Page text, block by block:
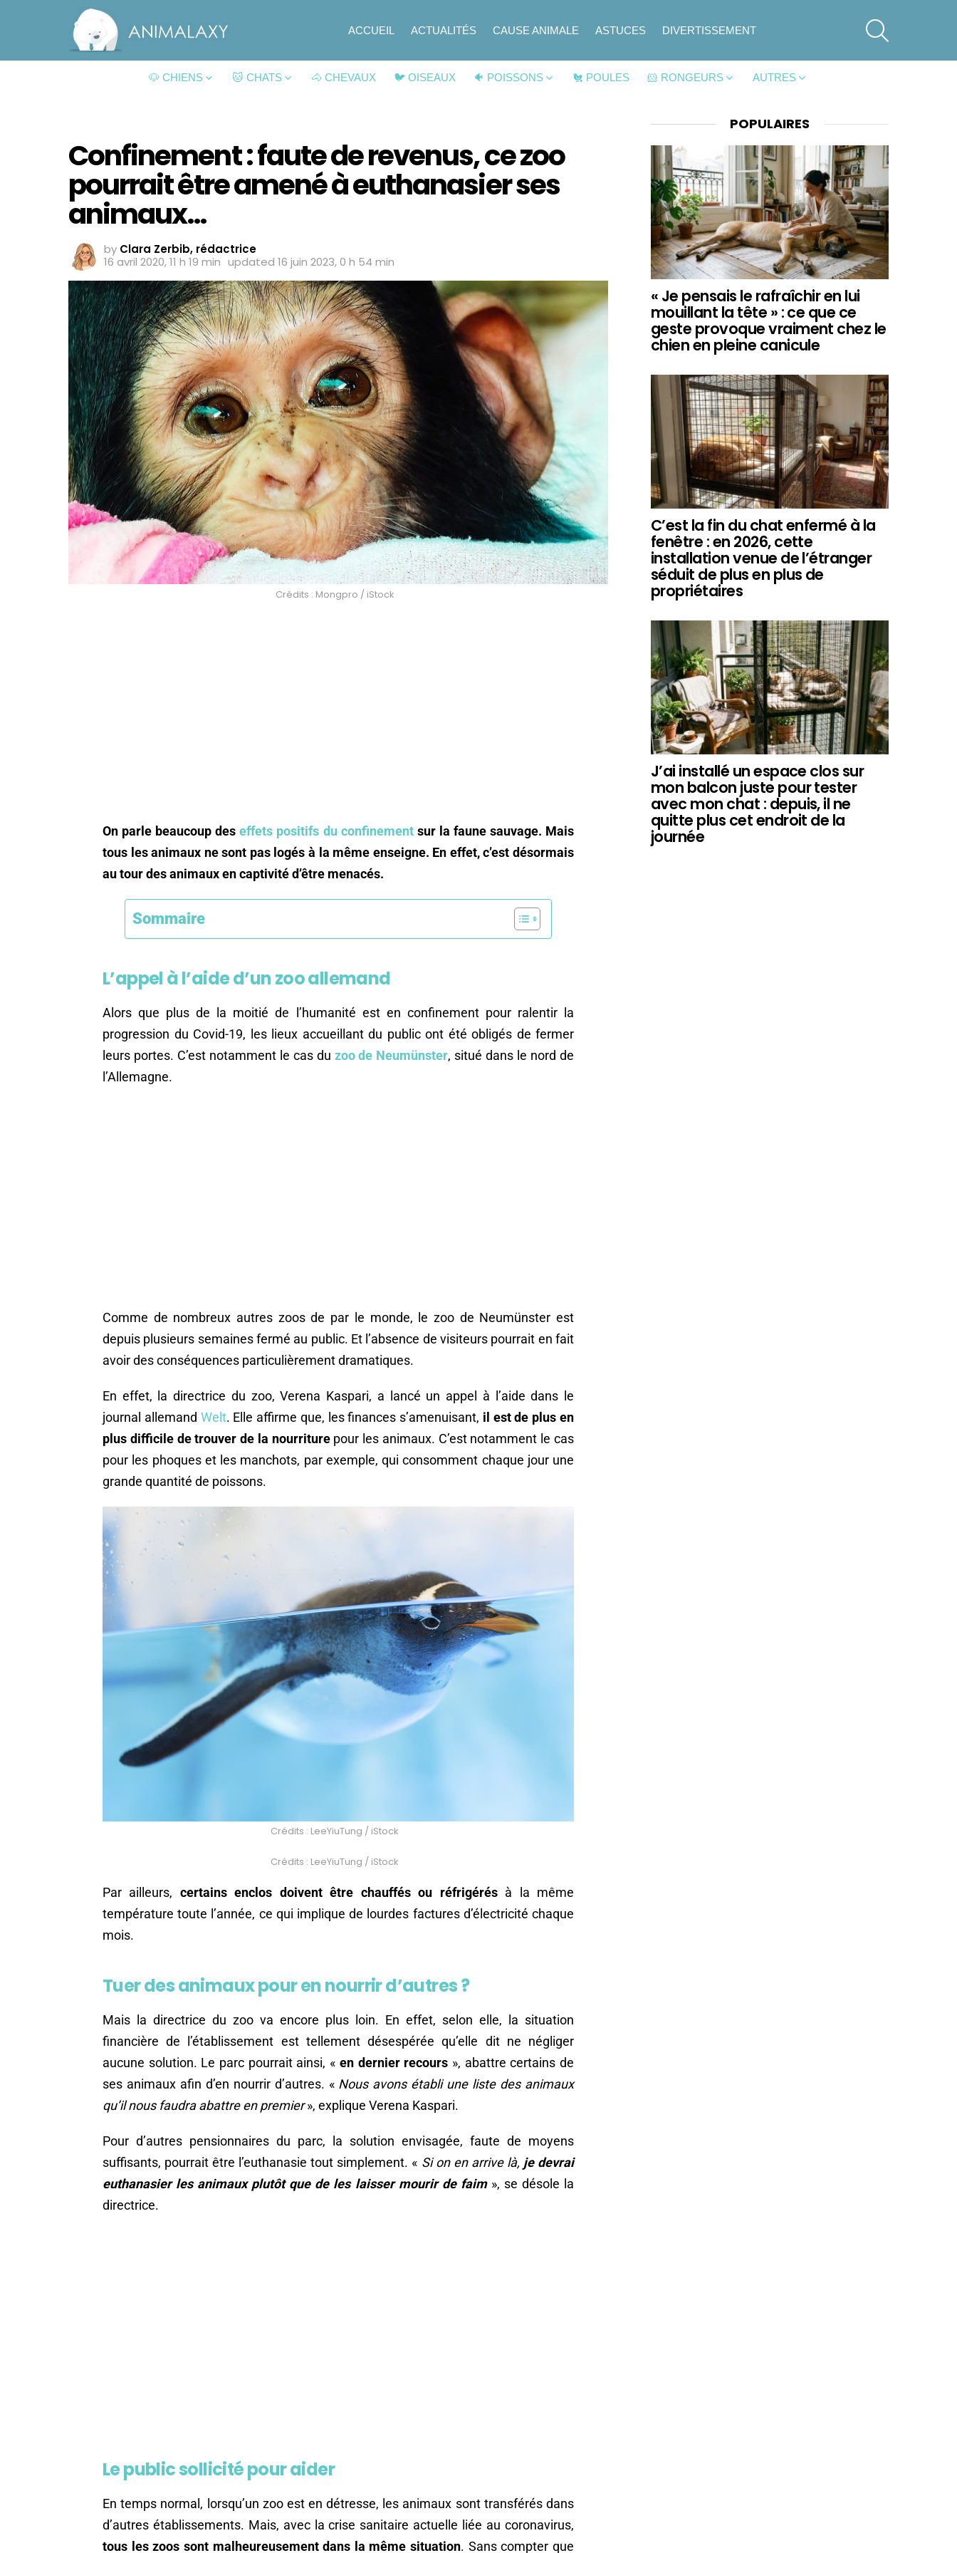
ACCUEIL ACTUALITÉS CAUSE ANIMALE ASTUCES DIVERTISSEMENT
🐶 CHIENS 🐱 CHATS 🐴 CHEVAUX 🐦 OISEAUX 🐠 POISSONS 🐔 POULES 🐹 RONGEURS AUTRES
Confinement : faute de revenus, ce zoo
pourrait être amené à euthanasier ses
animaux…
by Clara Zerbib, rédactrice
16 avril 2020, 11 h 19 min updated 16 juin 2023, 0 h 54 min
Crédits : Mongpro / iStock
On parle beaucoup deseffets positifs du confinementsur la faune sauvage. Mais
tous les animaux ne sont pas logés à la même enseigne. En effet, c’est désormais
au tour des animaux en captivité d’être menacés.
Sommaire
L’appel à l’aide d’un zoo allemand
Alors que plus de la moitié de l’humanité est en confinement pour ralentir la
progression du Covid-19, les lieux accueillant du public ont été obligés de fermer
leurs portes. C’est notamment le cas du zoo de Neumünster, situé dans le nord de
l’Allemagne.
Comme de nombreux autres zoos de par le monde, le zoo de Neumünster est
depuis plusieurs semaines fermé au public. Et l’absence de visiteurs pourrait en fait
avoir des conséquences particulièrement dramatiques.
En effet, la directrice du zoo, Verena Kaspari, a lancé un appel à l’aide dans le
journal allemand Welt. Elle affirme que, les finances s’amenuisant, il est de plus en
plus difficile de trouver de la nourriturepour les animaux. C’est notamment le cas
pour les phoques et les manchots, par exemple, qui consomment chaque jour une
grande quantité de poissons.
Crédits : LeeYiuTung / iStock
Crédits : LeeYiuTung / iStock
Par ailleurs, certains enclos doivent être chauffés ou réfrigérésà la même
température toute l’année, ce qui implique de lourdes factures d’électricité chaque
mois.
Tuer des animaux pour en nourrir d’autres ?
Mais la directrice du zoo va encore plus loin. En effet, selon elle, la situation
financière de l’établissement est tellement désespérée qu’elle dit ne négliger
aucune solution. Le parc pourrait ainsi, « en dernier recours », abattre certains de
ses animaux afin d’en nourrir d’autres. « Nous avons établi une liste des animaux
qu’il nous faudra abattre en premier», explique Verena Kaspari.
Pour d’autres pensionnaires du parc, la solution envisagée, faute de moyens
suffisants, pourrait être l’euthanasie tout simplement. « Si on en arrive là, je devrai
euthanasier les animaux plutôt que de les laisser mourir de faim», se désole la
directrice.
Le public sollicité pour aider
En temps normal, lorsqu’un zoo est en détresse, les animaux sont transférés dans
d’autres établissements. Mais, avec la crise sanitaire actuelle liée au coronavirus,
tous les zoos sont malheureusement dans la même situation. Sans compter que
POPULAIRES
« Je pensais le rafraîchir en lui
mouillant la tête » : ce que ce
geste provoque vraiment chez le
chien en pleine canicule
C’est la fin du chat enfermé à la
fenêtre : en 2026, cette
installation venue de l’étranger
séduit de plus en plus de
propriétaires
J’ai installé un espace clos sur
mon balcon juste pour tester
avec mon chat : depuis, il ne
quitte plus cet endroit de la
journée